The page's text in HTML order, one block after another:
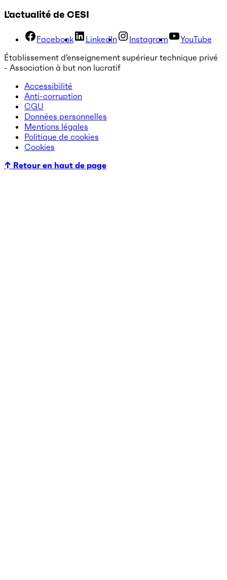
L'actualité de CESI
Facebook LinkedIn Instagram
YouTube
Établissement d’enseignement supérieur technique privé
- Association à but non lucratif
Accessibilité
Anti-corruption
CGU
Données personnelles
Mentions légales
Politique de cookies
Cookies
↑ Retour en haut de page